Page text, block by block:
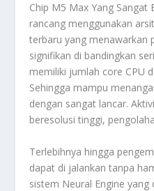
Chip M5 Max Yang Sangat
rancang menggunakan
terbaru yang menawarkan
signifikan di bandingkan
memiliki jumlah core CPU
Sehingga mampu
dengan sangat lancar.
beresolusi tinggi,
Terlebihnya hingga
dapat di jalankan tanpa
sistem Neural Engine